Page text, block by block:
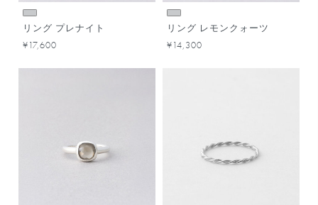
リング プレナイト
¥17,600
リング レモンクォーツ
¥14,300